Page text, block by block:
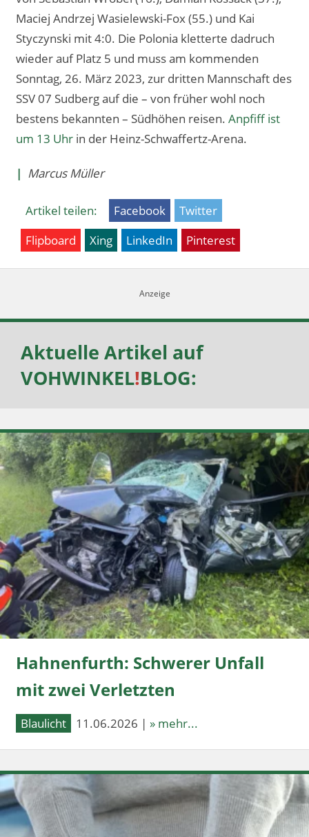
Maciej Andrzej Wasielewski-Fox (55.) und Kai
Styczynski mit 4:0. Die Polonia kletterte dadruch
wieder auf Platz 5 und muss am kommenden
Sonntag, 26. März 2023, zur dritten Mannschaft des
SSV 07 Sudberg auf die – von früher wohl noch
bestens bekannten – Südhöhen reisen. Anpfiff ist
um 13 Uhr in der Heinz-Schwaffertz-Arena.
| Marcus Müller
Artikel teilen: Facebook
Twitter
Flipboard
Xing LinkedIn Pinterest
Aktuelle Artikel auf
VOHWINKEL!BLOG:
Hahnenfurth: Schwerer Unfall
mit zwei Verletzten
Blaulicht 11.06.2026 | » mehr...